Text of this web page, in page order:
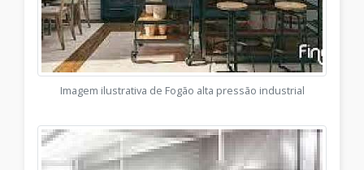
Imagem ilustrativa de Fogão alta pressão industrial